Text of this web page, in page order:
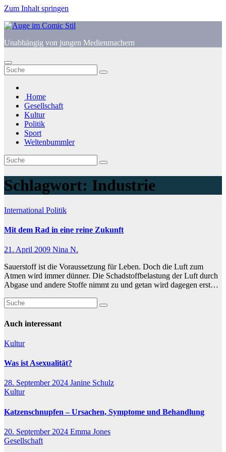
Zum Inhalt springen
Unabhängig von jungen Medienmachern
Home
Gesellschaft
Kultur
Politik
Sport
Weltenbummler
Schlagwort: Industrie
International Politik
Mit dem Rad in eine reine Zukunft
21. April 2009 Nina N.
Sauerstoff ist die Voraussetzung für Leben. Doch die Luft zum
Atmen wird immer dünner. Die Schadstoffbelastung der Luft durch
Abgase und andere Stoffe nimmt zu und getan wird dagegen erst…
Auch interessant
Kultur
Was ist Asexualität?
28. September 2024 Janine Schulz
Kultur
Katzenschnupfen – Ursachen, Symptome und Behandlung
20. September 2024 Emma Jones
Gesellschaft